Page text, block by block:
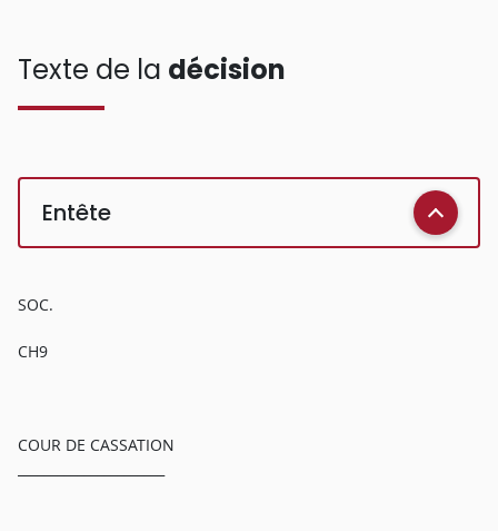
Texte de la décision
Entête
SOC.
CH9
COUR DE CASSATION